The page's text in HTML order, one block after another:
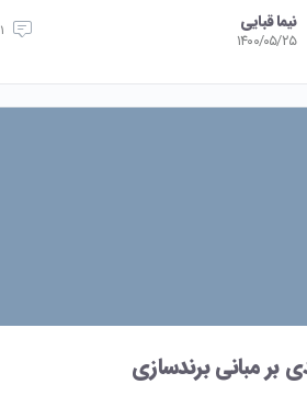
نیما قبایی
۱۴۰۰/۰۵/۲۵ ۱
بر مبانی برندسازی